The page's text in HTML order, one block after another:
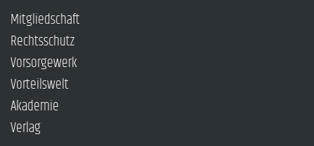
Mitgliedschaft
Rechtsschutz
Vorsorgewerk
Vorteilswelt
Akademie
Verlag